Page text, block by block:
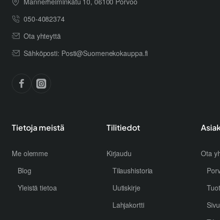
050-4082374
Ota yhteyttä
Sähköposti: Posti@Suomenekokauppa.fi
Tietoja meistä
Me olemme
Blog
Yleistä tietoa
Tilitiedot
Kirjaudu
Tilaushistoria
Uutiskirje
Lahjakortti
Ota